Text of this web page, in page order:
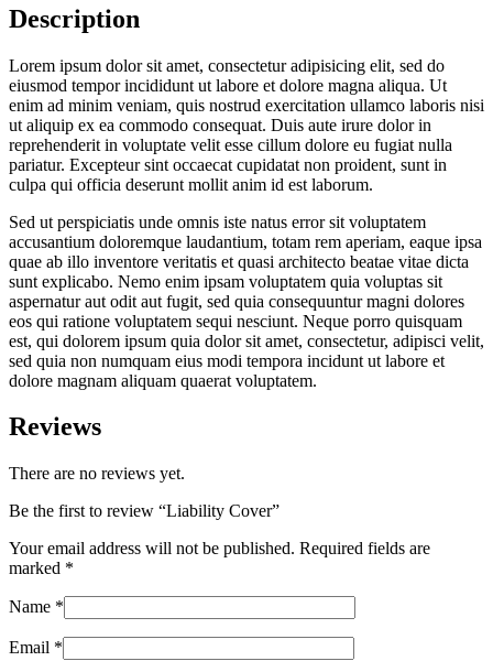
Description
Lorem ipsum dolor sit amet, consectetur adipisicing elit, sed do
eiusmod tempor incididunt ut labore et dolore magna aliqua. Ut
enim ad minim veniam, quis nostrud exercitation ullamco laboris nisi
ut aliquip ex ea commodo consequat. Duis aute irure dolor in
reprehenderit in voluptate velit esse cillum dolore eu fugiat nulla
pariatur. Excepteur sint occaecat cupidatat non proident, sunt in
culpa qui officia deserunt mollit anim id est laborum.
Sed ut perspiciatis unde omnis iste natus error sit voluptatem
accusantium doloremque laudantium, totam rem aperiam, eaque ipsa
quae ab illo inventore veritatis et quasi architecto beatae vitae dicta
sunt explicabo. Nemo enim ipsam voluptatem quia voluptas sit
aspernatur aut odit aut fugit, sed quia consequuntur magni dolores
eos qui ratione voluptatem sequi nesciunt. Neque porro quisquam
est, qui dolorem ipsum quia dolor sit amet, consectetur, adipisci velit,
sed quia non numquam eius modi tempora incidunt ut labore et
dolore magnam aliquam quaerat voluptatem.
Reviews
There are no reviews yet.
Be the first to review “Liability Cover”
Your email address will not be published. Required fields are
marked *
Name *
Email *